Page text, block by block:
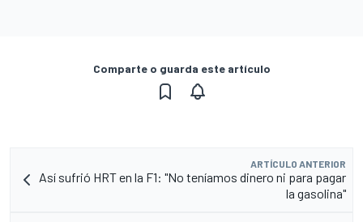
Comparte o guarda este artículo
ARTÍCULO ANTERIOR
Así sufrió HRT en la F1: "No teníamos dinero ni para pagar
la gasolina"